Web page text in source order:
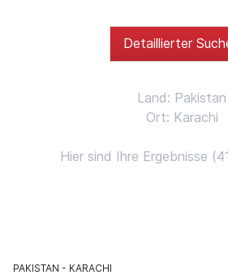
Detaillierter
Land: Pakistan
Ort: Karachi
Hier sind Ihre Ergebnisse
PAKISTAN KARACHI